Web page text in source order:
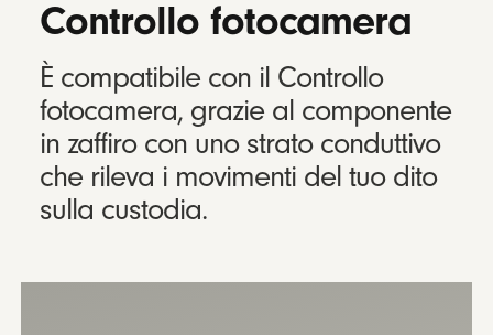
Controllo fotocamera
È compatibile con il Controllo
fotocamera, grazie al componente
in zaffiro con uno strato conduttivo
che rileva i movimenti del tuo dito
sulla custodia.